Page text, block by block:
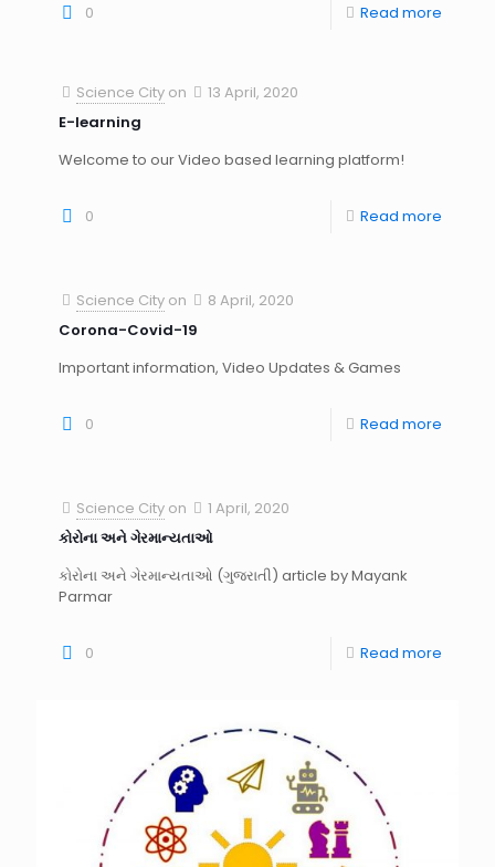
0 Read more
Science City on
13 April, 2020
E-learning
Welcome to our Video based learning platform!
0 Read more
Science City on
8 April, 2020
Corona-Covid-19
Important information, Video Updates & Games
0 Read more
Science City on
1 April, 2020
કોરોના અને ગેરમાન્યતાઓ
કોરોના અને ગેરમાન્યતાઓ (ગુજરાતી) article by Mayank
Parmar
0 Read more